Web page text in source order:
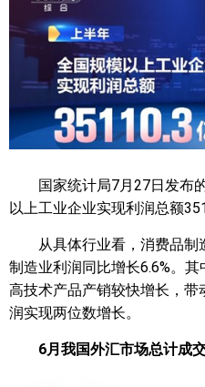
国家统计局7月27日发布
以上工业企业实现利润总额
从具体行业看，消费品制
制造业利润同比增长6.6%。
高技术产品产销较快增长，带
润实现两位数增长。
6月我国外汇市场总计成